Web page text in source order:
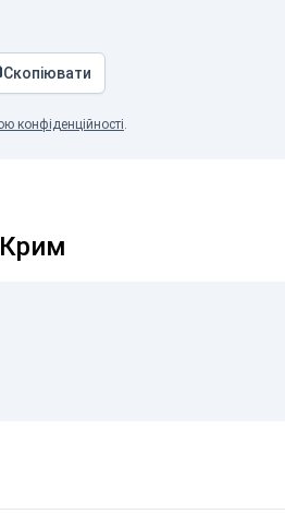
Скопіювати
конфіденційності.
Крим